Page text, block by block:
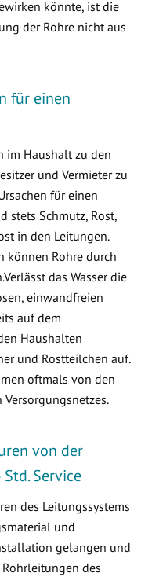
könnte, ist die
der Rohre nicht aus
für einen
im Haushalt zu den
und Vermieter zu
für einen
stets Schmutz, Rost,
in den Leitungen.
können Rohre durch
das Wasser die
einwandfreien
auf dem
Haushalten
und Rostteilchen auf.
oftmals von den
von der
Service
des Leitungssystems
und
gelangen und
des